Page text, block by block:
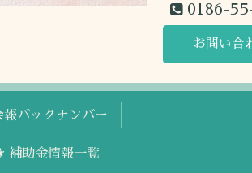
0186-
お問い合
報バックナンバー
補助金情報一覧